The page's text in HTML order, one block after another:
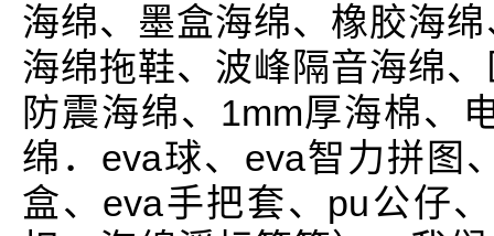
海绵、墨盒海绵、橡胶海
海绵拖鞋、波峰隔音海绵
防震海绵、1mm厚海棉、
绵．eva球、eva智力拼图
盒、eva手把套、pu公仔